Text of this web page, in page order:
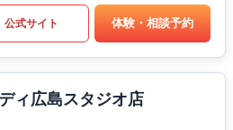
公式サイト 体験・相談予約
ィ広島スタジオ店